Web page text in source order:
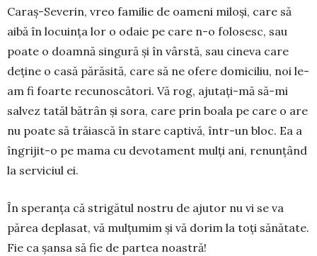
Caraș-Se­verin, vreo familie de oameni miloși, care să
aibă în locuința lor o odaie pe care n-o folosesc, sau
poate o doamnă singură și în vârstă, sau ci­neva care
deține o casă părăsită, care să ne ofere domiciliu, noi le-
am fi foarte recunoscători. Vă rog, ajutați-mă să-mi
salvez tatăl bătrân și sora, care prin boala pe care o are
nu poate să trăiască în stare captivă, într-un bloc. Ea a
îngrijit-o pe mama cu devotament mulți ani, renunțând
la serviciul ei.
În speranța că strigătul nostru de ajutor nu vi se va
părea deplasat, vă mulțumim și vă dorim la toți sănătate.
Fie ca șansa să fie de partea noas­tră!